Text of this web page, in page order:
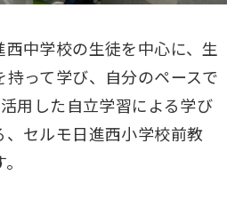
西中学校の生徒を中心に、生
って学び、自分のペースで
用した自立学習による学び
、セルモ日進西小学校前教